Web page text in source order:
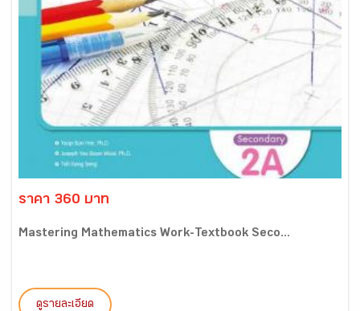
ราคา 360 บาท
Mastering Mathematics Work-Textbook Seco...
ดูรายละเอียด